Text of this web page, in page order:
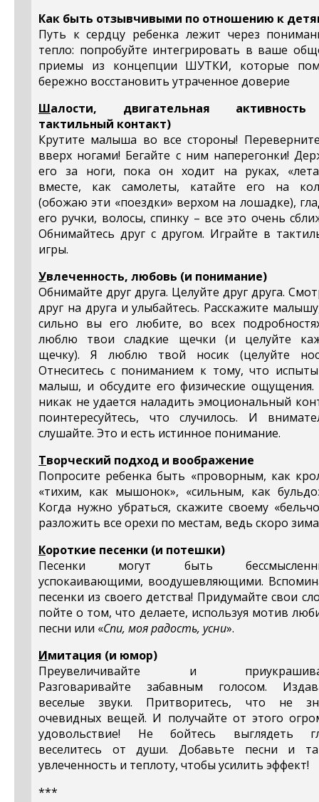
Как быть отзывчивыми по отношению к
Путь к сердцу ребенка лежит через
тепло: попробуйте интегрировать в ваше
приемы из концепции ШУТКИ, которые
бережно восстановить утраченное доверие
Шалости, двигательная
тактильный контакт)
Крутите малыша во все стороны!
вверх ногами! Бегайте с ним наперегонки!
его за ноги, пока он ходит на руках,
вместе, как самолеты, катайте его на
(обожаю эти «поездки» верхом на лошадке),
его ручки, волосы, спинку – все это очень
Обнимайтесь друг с другом. Играйте в
игры.
Увлеченность, любовь (и понимание)
Обнимайте друг друга. Целуйте друг друга.
друг на друга и улыбайтесь. Расскажите
сильно вы его любите, во всех
люблю твои сладкие щечки (и целуйте
щечку). Я люблю твой носик (целуйте
Отнеситесь с пониманием к тому, что
малыш, и обсудите его физические ощущения.
никак не удается наладить эмоциональный
поинтересуйтесь, что случилось. И
слушайте. Это и есть истинное понимание.
Творческий подход и воображение
Попросите ребенка быть «проворным, как
«тихим, как мышонок», «сильным, как
Когда нужно убраться, скажите своему
разложить все орехи по местам, ведь скоро
Короткие песенки (и потешки)
Песенки могут быть
успокаивающими, воодушевляющими.
песенки из своего детства! Придумайте свои
пойте о том, что делаете, используя мотив
песни или «Спи, моя радость, усни».
Имитация (и юмор)
Преувеличивайте и
Разговаривайте забавным голосом.
веселые звуки. Притворитесь, что не
очевидных вещей. И получайте от этого
удовольствие! Не бойтесь выглядеть
веселитесь от души. Добавьте песни и
увлеченность и теплоту, чтобы усилить эффект!
***